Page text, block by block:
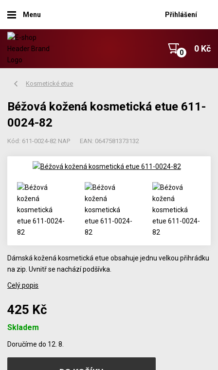
Menu Přihlášení
0 Kč
Kosmetické etue
Béžová kožená kosmetická etue 611-
0024-82
Kód: 611-0024-82 NAP EAN: 0647581373132
Dámská kožená kosmetická etue obsahuje jednu velkou přihrádku
na zip. Uvnitř se nachází podšívka.
Celý popis
425 Kč
Skladem
Doručíme do 12. 8.